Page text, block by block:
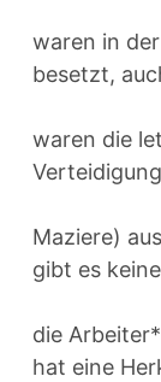
waren in
besetzt,
waren die
Maziere)
gibt es
die
hat eine